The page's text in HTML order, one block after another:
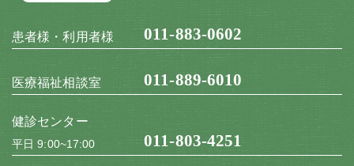
患者様・利用者様 011-883-0602
医療福祉相談室 011-889-6010
健診センター
平日 9:00~17:00 011-803-4251